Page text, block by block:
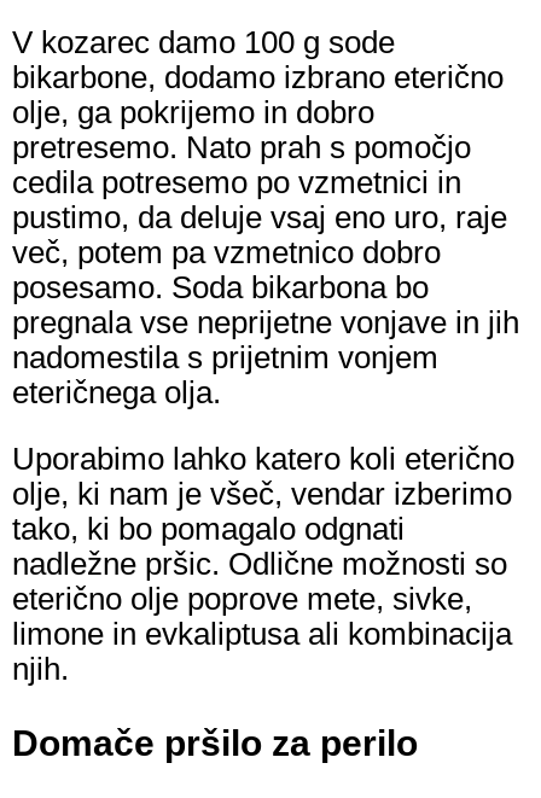
V kozarec damo 100 g sode
bikarbone, dodamo izbrano eterično
olje, ga pokrijemo in dobro
pretresemo. Nato prah s pomočjo
cedila potresemo po vzmetnici in
pustimo, da deluje vsaj eno uro, raje
več, potem pa vzmetnico dobro
posesamo. Soda bikarbona bo
pregnala vse neprijetne vonjave in jih
nadomestila s prijetnim vonjem
eteričnega olja.
Uporabimo lahko katero koli eterično
olje, ki nam je všeč, vendar izberimo
tako, ki bo pomagalo odgnati
nadležne pršic. Odlične možnosti so
eterično olje poprove mete, sivke,
limone in evkaliptusa ali kombinacija
njih.
Domače pršilo za perilo